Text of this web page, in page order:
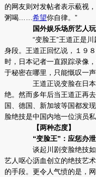
的网友则对发帖者表示藐视
粥喝…… 希望你自律。”
国外娱乐场所艺人玩
“变脸王”王道正是川剧
身段。王道正回忆说，１９
时，日本记者一直跟踪录像
于秘密在哪里，只能慨叹一
王道正说变脸在日本引
绝。然而多年后当王道正再
国、德国、新加坡等国都发
脸绝技是中国内地一位演员
【两种态度】
“变脸王”：应惩办泄
谈起川剧变脸绝技如今流
艺人呕心沥血创立的绝技艺
的手段。更令人气愤的是，